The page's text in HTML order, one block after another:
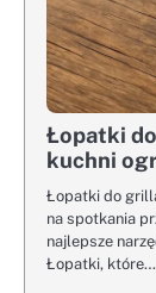
Łopatki
kuchni
Łopatki do
na spotkania
najlepsze
Łopatki, które…